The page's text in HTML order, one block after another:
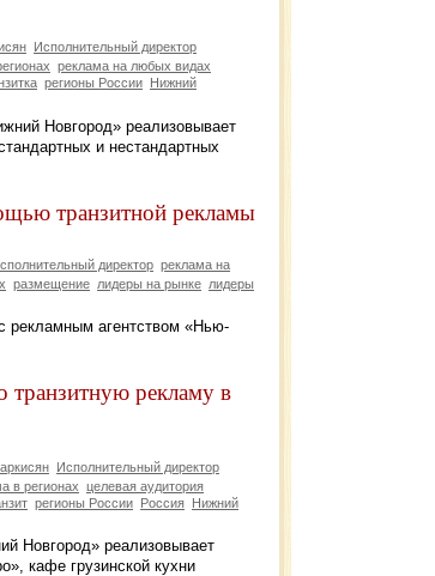
Исполнительный директор
реклама на любых видах
регионы России
Нижний
Новгород» реализовывает
и нестандартных
транзитной рекламы
директор реклама на
размещение лидеры на рынке лидеры
рекламным агентством «Нью-
рекламу в
Исполнительный директор
в регионах целевая аудитория
регионы России Россия Нижний
Новгород» реализовывает
кафе грузинской кухни